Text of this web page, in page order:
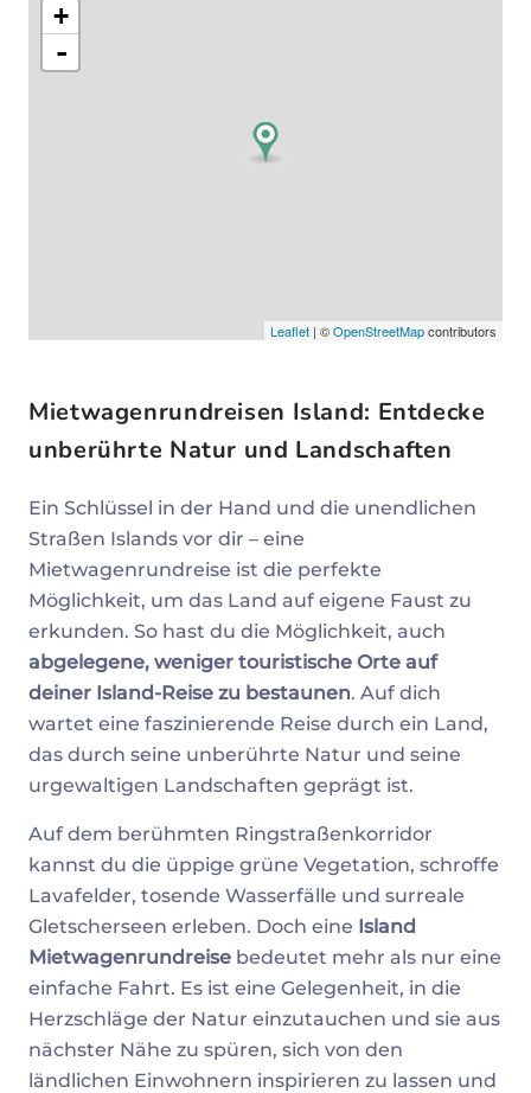
+
-
Leaflet | ©OpenStreetMapcontributors
Mietwagenrundreisen Island: Entdecke
unberührte Natur und Landschaften
Ein Schlüssel in der Hand und die unendlichen
Straßen Islands vor dir – eine
Mietwagenrundreise ist die perfekte
Möglichkeit, um das Land auf eigene Faust zu
erkunden. So hast du die Möglichkeit, auch
abgelegene, weniger touristische Orte auf
deiner Island-Reise zu bestaunen. Auf dich
wartet eine faszinierende Reise durch ein Land,
das durch seine unberührte Natur und seine
urgewaltigen Landschaften geprägt ist.
Auf dem berühmten Ringstraßenkorridor
kannst du die üppige grüne Vegetation, schroffe
Lavafelder, tosende Wasserfälle und surreale
Gletscherseen erleben. Doch eine Island
Mietwagenrundreise bedeutet mehr als nur eine
einfache Fahrt. Es ist eine Gelegenheit, in die
Herzschläge der Natur einzutauchen und sie aus
nächster Nähe zu spüren, sich von den
ländlichen Einwohnern inspirieren zu lassen und